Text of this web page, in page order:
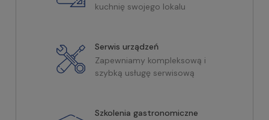
kuchnię swojego lokalu
Serwis urządzeń
Zapewniamy kompleksową i
szybką usługę serwisową
Szkolenia gastronomiczne